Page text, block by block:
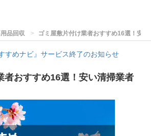
品回収 ゴミ屋敷片付け業者おすすめ16選！安い
すめナビ』サービス終了のお知らせ
者おすすめ16選！安い清掃業者